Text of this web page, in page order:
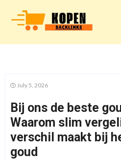
July 5, 2026
Bij ons de beste
Waarom slim
verschil maakt bij
goud